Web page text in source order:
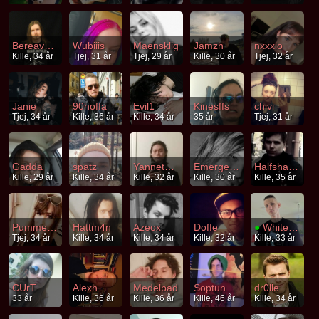
Bereavement
Kille, 34 år
Wubiiis
Tjej, 31 år
Maensklig
Tjej, 29 år
Jamzh
Kille, 30 år
nxxxlo
Tjej, 32 år
Janie
Tjej, 34 år
90hoffa
Kille, 36 år
Evil1
Kille, 34 år
Kinesffs
35 år
chivi
Tjej, 31 år
Gadda
Kille, 29 år
spatz
Kille, 34 år
Yannethesaftig
Kille, 32 år
Emergence
Kille, 30 år
Halfshagged
Kille, 35 år
Pummel_Chan
Tjej, 34 år
Hattm4n
Kille, 34 år
Azeox
Kille, 34 år
Doffe
Kille, 32 år
●Whitenoise92
Kille, 33 år
CUrT
33 år
Alexh
Kille, 36 år
Medelpad
Kille, 36 år
Soptunnekatt
Kille, 46 år
dr0lle
Kille, 34 år